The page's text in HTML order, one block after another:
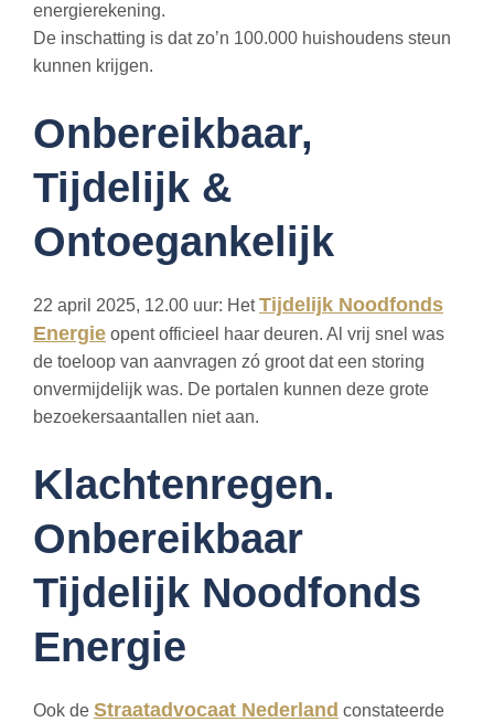
energierekening.
De inschatting is dat zo’n 100.000 huishoudens steun
kunnen krijgen.
Onbereikbaar,
Tijdelijk &
Ontoegankelijk
22 april 2025, 12.00 uur: HetTijdelijk Noodfonds
Energie opent officieel haar deuren. Al vrij snel was
de toeloop van aanvragen zó groot dat een storing
onvermijdelijk was. De portalen kunnen deze grote
bezoekersaantallen niet aan.
Klachtenregen.
Onbereikbaar
Tijdelijk Noodfonds
Energie
Ook de Straatadvocaat Nederland constateerde